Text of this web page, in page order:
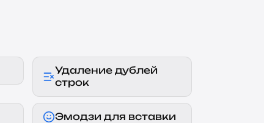
Удаление дублей
строк
Эмодзи для вставки